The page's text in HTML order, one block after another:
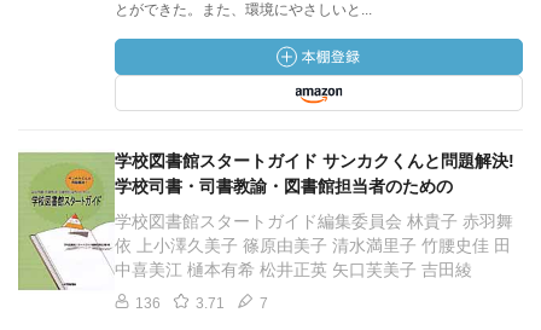
とができた。また、環境にやさしいと...
学校図書館スタートガイド サンカクくんと問題解決!
学校司書・司書教諭・図書館担当者のための
学校図書館スタートガイド編集委員会 林貴子 赤羽舞
依 上小澤久美子 篠原由美子 清水満里子 竹腰史佳 田
中喜美江 樋本有希 松井正英 矢口芙美子 吉田綾
136 3.71 7